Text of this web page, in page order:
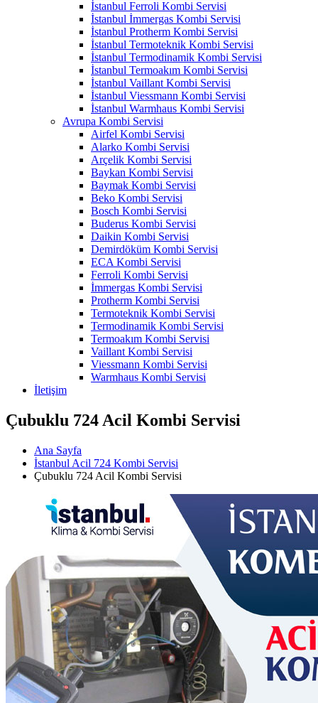
İstanbul Ferroli Kombi Servisi
İstanbul İmmergas Kombi Servisi
İstanbul Protherm Kombi Servisi
İstanbul Termoteknik Kombi Servisi
İstanbul Termodinamik Kombi Servisi
İstanbul Termoakım Kombi Servisi
İstanbul Vaillant Kombi Servisi
İstanbul Viessmann Kombi Servisi
İstanbul Warmhaus Kombi Servisi
Avrupa Kombi Servisi
Airfel Kombi Servisi
Alarko Kombi Servisi
Arçelik Kombi Servisi
Baykan Kombi Servisi
Baymak Kombi Servisi
Beko Kombi Servisi
Bosch Kombi Servisi
Buderus Kombi Servisi
Daikin Kombi Servisi
Demirdöküm Kombi Servisi
ECA Kombi Servisi
Ferroli Kombi Servisi
İmmergas Kombi Servisi
Protherm Kombi Servisi
Termoteknik Kombi Servisi
Termodinamik Kombi Servisi
Termoakım Kombi Servisi
Vaillant Kombi Servisi
Viessmann Kombi Servisi
Warmhaus Kombi Servisi
İletişim
Çubuklu 724 Acil Kombi Servisi
Ana Sayfa
İstanbul Acil 724 Kombi Servisi
Çubuklu 724 Acil Kombi Servisi